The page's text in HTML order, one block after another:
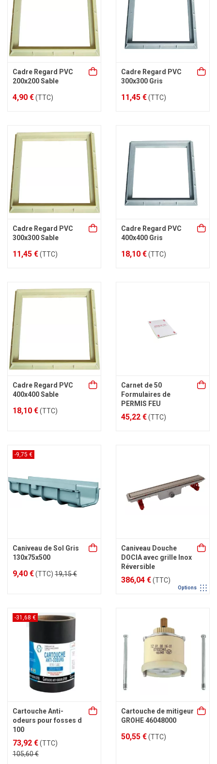
Cadre Regard PVC
200x200 Sable
4,90 €(TTC)
Cadre Regard PVC
300x300 Gris
11,45 €(TTC)
Cadre Regard PVC
300x300 Sable
11,45 €(TTC)
Cadre Regard PVC
400x400 Gris
18,10 €(TTC)
Cadre Regard PVC
400x400 Sable
18,10 €(TTC)
Carnet de 50
Formulaires de
PERMIS FEU
45,22 €(TTC)
-9,75 €
Caniveau de Sol Gris
130x75x500
9,40 €(TTC) 19,15 €
Caniveau Douche
DOCIA avec grille Inox
Réversible
386,04 €(TTC)
Options
-31,68 €
Cartouche Anti-
odeurs pour fosses d
100
73,92 €(TTC)
105,60 €
Cartouche de mitigeur
GROHE 46048000
50,55 €(TTC)